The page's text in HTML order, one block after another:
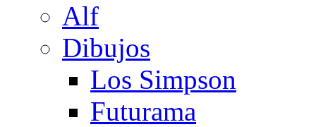
Alf
Dibujos
Los Simpson
Futurama